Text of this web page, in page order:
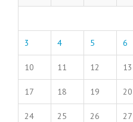
3 4 5 6
10 11 12 13
17 18 19 20
24 25 26 27